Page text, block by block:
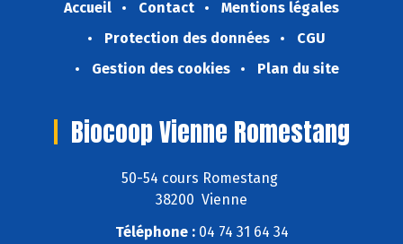
Accueil Contact
Mentions légales
Protection des données
CGU
Gestion des cookies
Plan du site
Biocoop Vienne Romestang
50-54 cours Romestang
38200 Vienne
Téléphone :04 74 31 64 34